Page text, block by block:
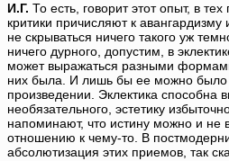
И.Г. То есть, говорит этот опыт, в
критики причисляют к
не скрываться ничего такого уж
ничего дурного, допустим, в
может выражаться разными
них была. И лишь бы ее можно было
произведении. Эклектика способна
необязательного, эстетику
напоминают, что истину можно и не
отношению к чему-то. В
абсолютизация этих приемов, так